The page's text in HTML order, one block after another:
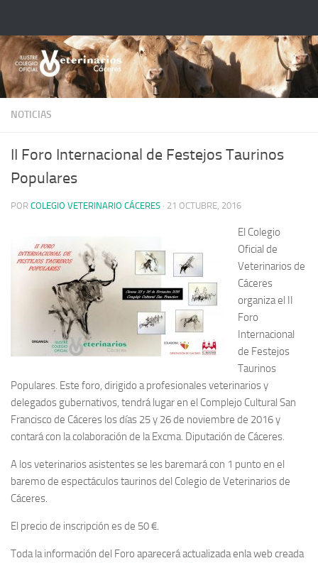
NOTICIAS
II Foro Internacional de Festejos Taurinos
Populares
POR COLEGIO VETERINARIO CÁCERES · 21 OCTUBRE, 2016
El Colegio
Oficial de
Veterinarios de
Cáceres
organiza el II
Foro
Internacional
de Festejos
Taurinos
Populares. Este foro, dirigido a profesionales veterinarios y
delegados gubernativos, tendrá lugar en el Complejo Cultural San
Francisco de Cáceres los días 25 y 26 de noviembre de 2016 y
contará con la colaboración de la Excma. Diputación de Cáceres.
A los veterinarios asistentes se les baremará con 1 punto en el
baremo de espectáculos taurinos del Colegio de Veterinarios de
Cáceres.
El precio de inscripción es de 50 €.
Toda la información del Foro aparecerá actualizada enla web creada